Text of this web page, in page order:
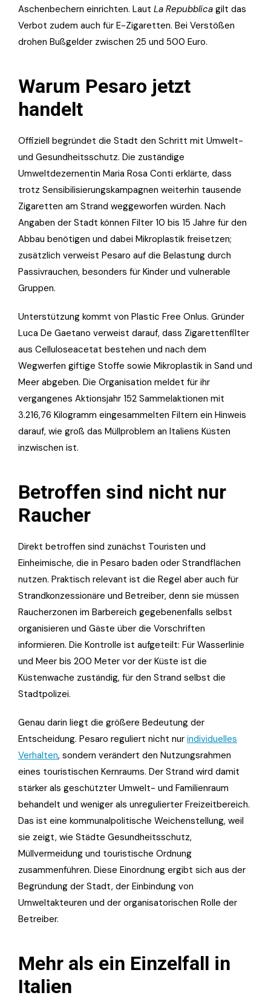
Aschenbechern einrichten. Laut La Repubblica gilt das
Verbot zudem auch für E-Zigaretten. Bei Verstößen
drohen Bußgelder zwischen 25 und 500 Euro.
Warum Pesaro jetzt
handelt
Offiziell begründet die Stadt den Schritt mit Umwelt-
und Gesundheitsschutz. Die zuständige
Umweltdezernentin Maria Rosa Conti erklärte, dass
trotz Sensibilisierungskampagnen weiterhin tausende
Zigaretten am Strand weggeworfen würden. Nach
Angaben der Stadt können Filter 10 bis 15 Jahre für den
Abbau benötigen und dabei Mikroplastik freisetzen;
zusätzlich verweist Pesaro auf die Belastung durch
Passivrauchen, besonders für Kinder und vulnerable
Gruppen.
Unterstützung kommt von Plastic Free Onlus. Gründer
Luca De Gaetano verweist darauf, dass Zigarettenfilter
aus Celluloseacetat bestehen und nach dem
Wegwerfen giftige Stoffe sowie Mikroplastik in Sand und
Meer abgeben. Die Organisation meldet für ihr
vergangenes Aktionsjahr 152 Sammelaktionen mit
3.216,76 Kilogramm eingesammelten Filtern ein Hinweis
darauf, wie groß das Müllproblem an Italiens Küsten
inzwischen ist.
Betroffen sind nicht nur
Raucher
Direkt betroffen sind zunächst Touristen und
Einheimische, die in Pesaro baden oder Strandflächen
nutzen. Praktisch relevant ist die Regel aber auch für
Strandkonzessionäre und Betreiber, denn sie müssen
Raucherzonen im Barbereich gegebenenfalls selbst
organisieren und Gäste über die Vorschriften
informieren. Die Kontrolle ist aufgeteilt: Für Wasserlinie
und Meer bis 200 Meter vor der Küste ist die
Küstenwache zuständig, für den Strand selbst die
Stadtpolizei.
Genau darin liegt die größere Bedeutung der
Entscheidung. Pesaro reguliert nicht nur individuelles
Verhalten, sondern verändert den Nutzungsrahmen
eines touristischen Kernraums. Der Strand wird damit
stärker als geschützter Umwelt- und Familienraum
behandelt und weniger als unregulierter Freizeitbereich.
Das ist eine kommunalpolitische Weichenstellung, weil
sie zeigt, wie Städte Gesundheitsschutz,
Müllvermeidung und touristische Ordnung
zusammenführen. Diese Einordnung ergibt sich aus der
Begründung der Stadt, der Einbindung von
Umweltakteuren und der organisatorischen Rolle der
Betreiber.
Mehr als ein Einzelfall in
Italien